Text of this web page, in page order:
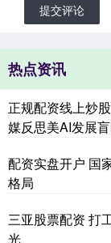
提交评论
热点资讯
正规配资线上炒
媒反思美AI发展
配资实盘开户 国
格局
三亚股票配资 打
光